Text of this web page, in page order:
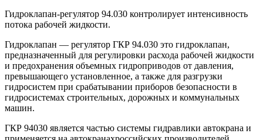
Гидроклапан-регулятор 94.030 контролирует интенсивность
потока рабочей жидкости.
Гидроклапан — регулятор ГКР 94.030 это гидроклапан,
предназначенный для регулировки расхода рабочей жидкости
и предохранения объемных гидроприводов от давления,
превышающего установленное, а также для разгрузки
гидросистем при срабатывании приборов безопасности в
гидросистемах строительных, дорожных и коммунальных
машин.
ГКР 94030 является частью системы гидравлики автокрана и